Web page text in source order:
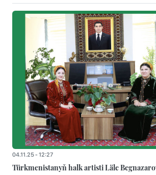
04.11.25 - 12:27
Türkmenistanyň halk artisti Läle